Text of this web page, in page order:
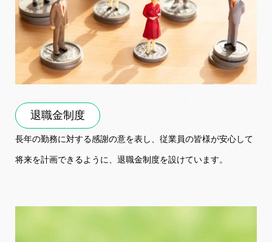
退職金制度
長年の勤務に対する感謝の意を表し、従業員の皆様が安心して
将来を計画できるように、退職金制度を設けています。